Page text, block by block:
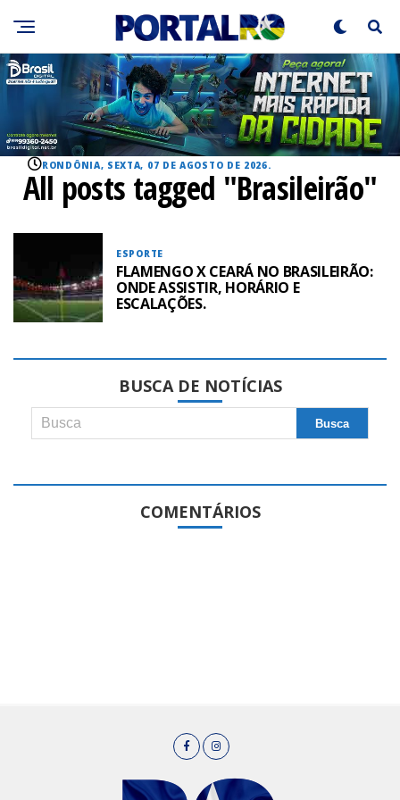
RONDÔNIA, SEXTA, 07 DE AGOSTO DE 2026.
All posts tagged "Brasileirão"
ESPORTE
FLAMENGO X CEARÁ NO BRASILEIRÃO:
ONDE ASSISTIR, HORÁRIO E
ESCALAÇÕES.
BUSCA DE NOTÍCIAS
COMENTÁRIOS